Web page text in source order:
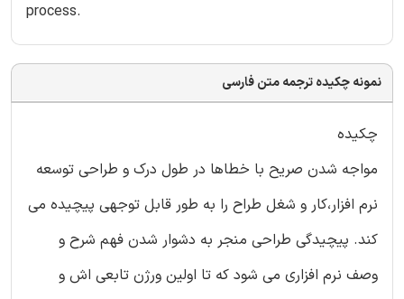
process.
نمونه چکیده ترجمه متن فارسی
چکیده
مواجه شدن صریح با خطاها در طول درک و طراحی توسعه
نرم افزار،کار و شغل طراح را به طور قابل توجهی پیچیده می
کند. پیچیدگی طراحی منجر به دشوار شدن فهم شرح و
وصف نرم افزاری می شود که تا اولین ورژن تابعی اش و